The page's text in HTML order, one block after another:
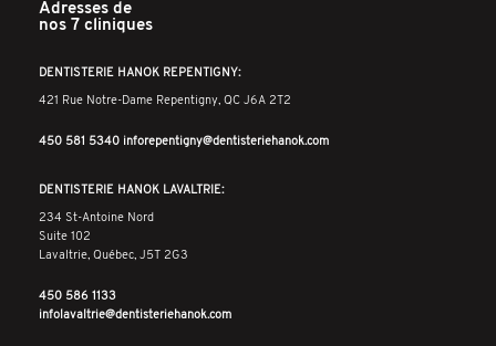
Adresses de
nos 7 cliniques
DENTISTERIE HANOK REPENTIGNY:
421 Rue Notre-Dame Repentigny, QC J6A 2T2
450 581 5340 inforepentigny@dentisteriehanok.com
DENTISTERIE HANOK LAVALTRIE:
234 St-Antoine Nord
Suite 102
Lavaltrie, Québec, J5T 2G3
450 586 1133
infolavaltrie@dentisteriehanok.com